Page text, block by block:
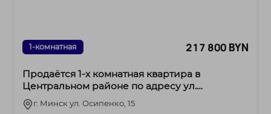
1-комнатная 217 800 BYN
Продаётся 1-х комнатная квартира в
Центральном районе по адресу ул.
Осипенко дом 15
г. Минск ул. Осипенко, 15